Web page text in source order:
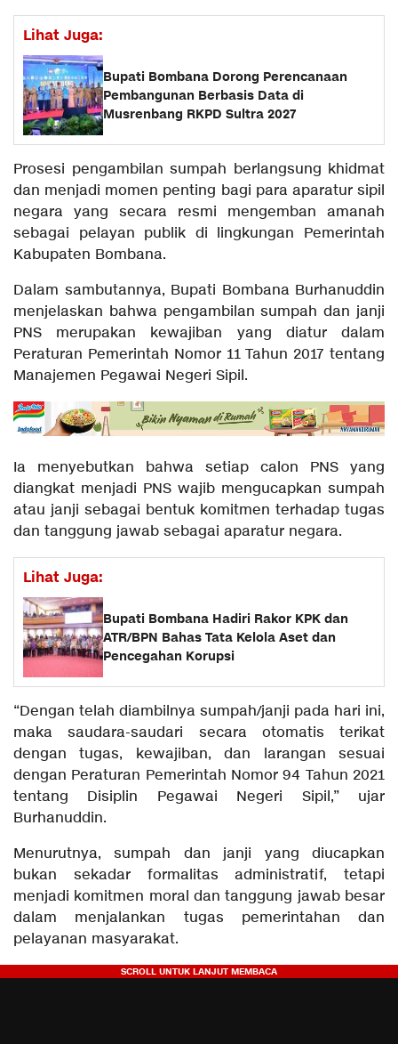
Lihat Juga:
Bupati Bombana Dorong Perencanaan
Pembangunan Berbasis Data di
Musrenbang RKPD Sultra 2027
Prosesi pengambilan sumpah berlangsung khidmat
dan menjadi momen penting bagi para aparatur sipil
negara yang secara resmi mengemban amanah
sebagai pelayan publik di lingkungan Pemerintah
Kabupaten Bombana.
Dalam sambutannya, Bupati Bombana Burhanuddin
menjelaskan bahwa pengambilan sumpah dan janji
PNS merupakan kewajiban yang diatur dalam
Peraturan Pemerintah Nomor 11 Tahun 2017 tentang
Manajemen Pegawai Negeri Sipil.
Ia menyebutkan bahwa setiap calon PNS yang
diangkat menjadi PNS wajib mengucapkan sumpah
atau janji sebagai bentuk komitmen terhadap tugas
dan tanggung jawab sebagai aparatur negara.
Lihat Juga:
Bupati Bombana Hadiri Rakor KPK dan
ATR/BPN Bahas Tata Kelola Aset dan
Pencegahan Korupsi
“Dengan telah diambilnya sumpah/janji pada hari ini,
maka saudara-saudari secara otomatis terikat
dengan tugas, kewajiban, dan larangan sesuai
dengan Peraturan Pemerintah Nomor 94 Tahun 2021
tentang Disiplin Pegawai Negeri Sipil,” ujar
Burhanuddin.
Menurutnya, sumpah dan janji yang diucapkan
bukan sekadar formalitas administratif, tetapi
menjadi komitmen moral dan tanggung jawab besar
dalam menjalankan tugas pemerintahan dan
pelayanan masyarakat.